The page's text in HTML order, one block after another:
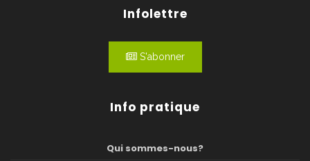
Infolettre
S'abonner
Info pratique
Qui sommes-nous?